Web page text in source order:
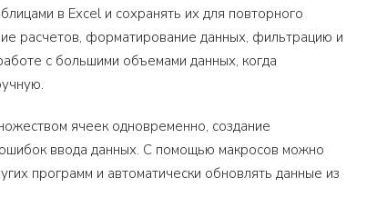
в Excel и сохранять их для повторного
расчетов, форматирование данных, фильтрацию и
с большими объемами данных, когда
ячеек одновременно, создание
ввода данных. С помощью макросов можно
программ и автоматически обновлять данные из